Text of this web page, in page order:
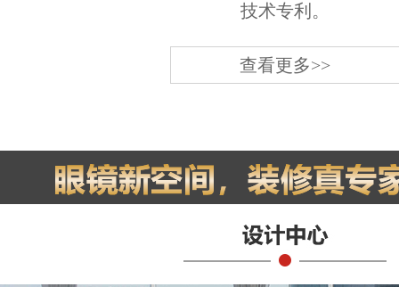
技术专利。
查看更多>>